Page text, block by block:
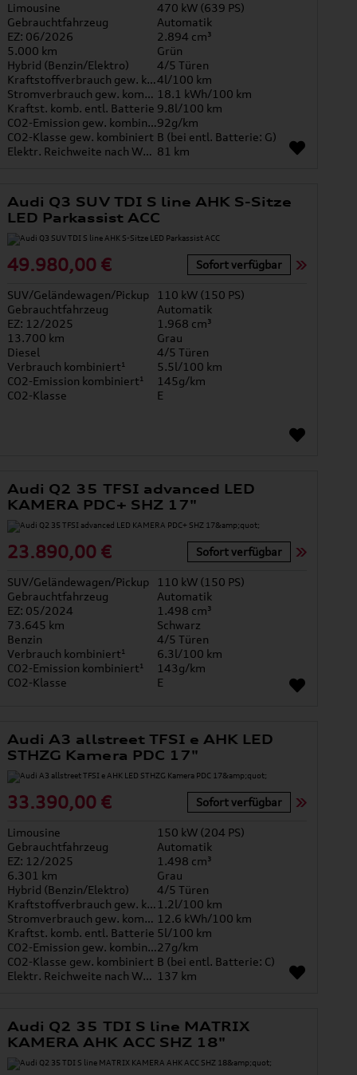
Limousine
470 kW (639 PS)
Gebrauchtfahrzeug
Automatik
EZ: 06/2026
2.894 cm³
5.000 km
Grün
Hybrid (Benzin/Elektro)
4/5 Türen
Kraftstoffverbrauch gew. kombiniert4l/100 km
Stromverbrauch gew. kombiniert 18.1 kWh/100 km
Kraftst. komb. entl. Batterie 9.8l/100 km
CO2-Emission gew. kombiniert92g/km
CO2-Klasse gew. kombiniert B (bei entl. Batterie: G)
Elektr. Reichweite nach WLTP* 81 km
Audi Q3 SUV TDI S line AHK S-Sitze
LED Parkassist ACC
49.980,00 € Sofort verfügbar
SUV/Geländewagen/Pickup
110 kW (150 PS)
Gebrauchtfahrzeug
Automatik
EZ: 12/2025
1.968 cm³
13.700 km
Grau
Diesel
4/5 Türen
Verbrauch kombiniert¹
5.5l/100 km
CO2-Emission kombiniert¹
145g/km
CO2-Klasse
E
Audi Q2 35 TFSI advanced LED
KAMERA PDC+ SHZ 17"
23.890,00 € Sofort verfügbar
SUV/Geländewagen/Pickup
110 kW (150 PS)
Gebrauchtfahrzeug
Automatik
EZ: 05/2024
1.498 cm³
73.645 km
Schwarz
Benzin
4/5 Türen
Verbrauch kombiniert¹
6.3l/100 km
CO2-Emission kombiniert¹
143g/km
CO2-Klasse
E
Audi A3 allstreet TFSI e AHK LED
STHZG Kamera PDC 17"
33.390,00 € Sofort verfügbar
Limousine
150 kW (204 PS)
Gebrauchtfahrzeug
Automatik
EZ: 12/2025
1.498 cm³
6.301 km
Grau
Hybrid (Benzin/Elektro)
4/5 Türen
Kraftstoffverbrauch gew. kombiniert 1.2l/100 km
Stromverbrauch gew. kombiniert 12.6 kWh/100 km
Kraftst. komb. entl. Batterie 5l/100 km
CO2-Emission gew. kombiniert27g/km
CO2-Klasse gew. kombiniert B (bei entl. Batterie: C)
Elektr. Reichweite nach WLTP* 137 km
Audi Q2 35 TDI S line MATRIX
KAMERA AHK ACC SHZ 18"